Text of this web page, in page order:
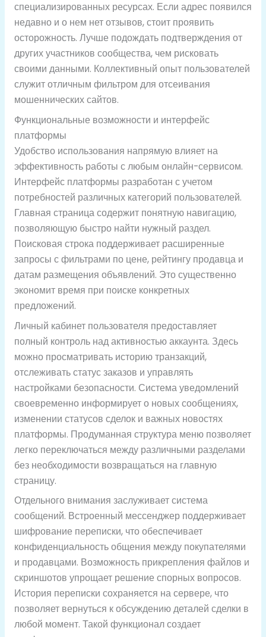
специализированных ресурсах. Если адрес появился
недавно и о нем нет отзывов, стоит проявить
осторожность. Лучше подождать подтверждения от
других участников сообщества, чем рисковать
своими данными. Коллективный опыт пользователей
служит отличным фильтром для отсеивания
мошеннических сайтов.
Функциональные возможности и интерфейс
платформы
Удобство использования напрямую влияет на
эффективность работы с любым онлайн-сервисом.
Интерфейс платформы разработан с учетом
потребностей различных категорий пользователей.
Главная страница содержит понятную навигацию,
позволяющую быстро найти нужный раздел.
Поисковая строка поддерживает расширенные
запросы с фильтрами по цене, рейтингу продавца и
датам размещения объявлений. Это существенно
экономит время при поиске конкретных
предложений.
Личный кабинет пользователя предоставляет
полный контроль над активностью аккаунта. Здесь
можно просматривать историю транзакций,
отслеживать статус заказов и управлять
настройками безопасности. Система уведомлений
своевременно информирует о новых сообщениях,
изменении статусов сделок и важных новостях
платформы. Продуманная структура меню позволяет
легко переключаться между различными разделами
без необходимости возвращаться на главную
страницу.
Отдельного внимания заслуживает система
сообщений. Встроенный мессенджер поддерживает
шифрование переписки, что обеспечивает
конфиденциальность общения между покупателями
и продавцами. Возможность прикрепления файлов и
скриншотов упрощает решение спорных вопросов.
История переписки сохраняется на сервере, что
позволяет вернуться к обсуждению деталей сделки в
любой момент. Такой функционал создает